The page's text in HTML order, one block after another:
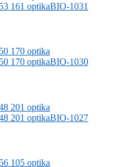
BIO-1031
BIO-1030
BIO-1027